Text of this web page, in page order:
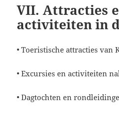
VII. Attracties
activiteiten in
• Toeristische attracties van
• Excursies en activiteiten
• Dagtochten en